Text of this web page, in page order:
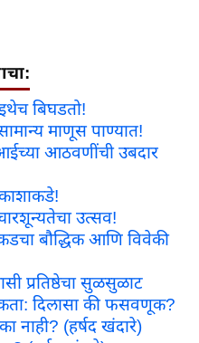
बिघडतो!
माणूस पाण्यात!
आठवणींची उबदार
उत्सव!
बौद्धिक आणि विवेकी
प्रतिष्ठेचा सुळसुळाट
दिलासा की फसवणूक?
नाही? (हर्षद खंदारे)